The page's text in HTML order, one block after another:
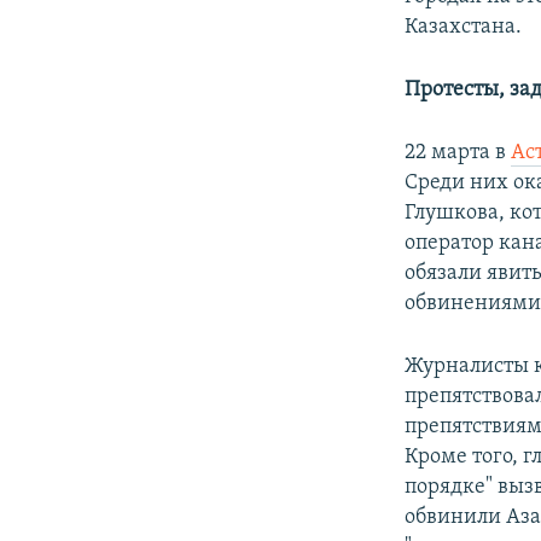
Казахстана.
Протесты,
22 марта в
Среди них
Глушкова,
оператор
обязали
Журналисты
Кроме того,
порядке"
обвинили